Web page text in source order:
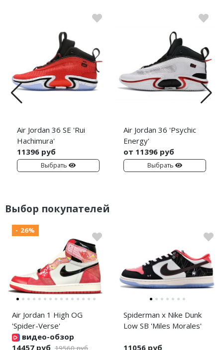
Air Jordan 36 SE 'Rui
Hachimura'
11396 руб
Выбрать
Air Jordan 36 'Psychic
Energy'
от 11396 руб
Выбрать
Выбор покупателей
- 26%
Air Jordan 1 High OG
'Spider-Verse'
видео-обзор
14457 руб 19560 руб
Spiderman x Nike Dunk
Low SB 'Miles Morales'
11056 руб